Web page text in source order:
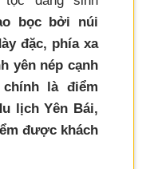
bọc bởi núi
đặc, phía xa
yên nép cạnh
là điểm
lịch Yên Bái,
được khách